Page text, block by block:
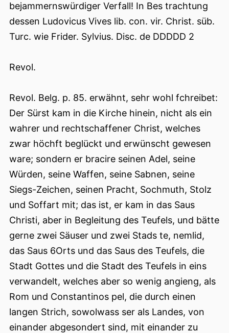
bejammernswürdiger Verfall! In Bes trachtung
dessen Ludovicus Vives lib. con. vir. Christ. süb.
Turc. wie Frider. Sylvius. Disc. de DDDDD 2
Revol.
Revol. Belg. p. 85. erwähnt, sehr wohl fchreibet:
Der Sürst kam in die Kirche hinein, nicht als ein
wahrer und rechtschaffener Christ, welches
zwar höchft beglückt und erwünscht gewesen
ware; sondern er bracire seinen Adel, seine
Würden, seine Waffen, seine Sabnen, seine
Siegs-Zeichen, seinen Pracht, Sochmuth, Stolz
und Soffart mit; das ist, er kam in das Saus
Christi, aber in Begleitung des Teufels, und bätte
gerne zwei Säuser und zwei Stads te, nemlid,
das Saus 6Orts und das Saus des Teufels, die
Stadt Gottes und die Stadt des Teufels in eins
verwandelt, welches aber so wenig angieng, als
Rom und Constantinos pel, die durch einen
langen Strich, sowolwass ser als Landes, von
einander abgesondert sind, mit einander zu